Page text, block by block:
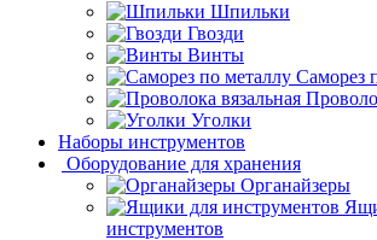
Шпильки
Гвозди
Винты
Саморез
Уголки
Наборы инструментов
Оборудование для хранения
Органайзеры
инструментов